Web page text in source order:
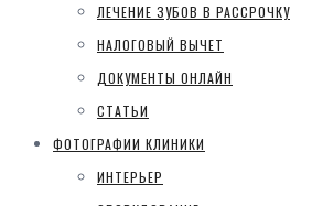
ЛЕЧЕНИЕ ЗУБОВ В РАССРОЧКУ
НАЛОГОВЫЙ ВЫЧЕТ
ДОКУМЕНТЫ ОНЛАЙН
СТАТЬИ
ФОТОГРАФИИ КЛИНИКИ
ИНТЕРЬЕР